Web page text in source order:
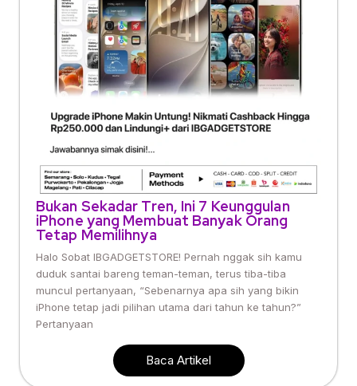
Bukan Sekadar Tren, Ini 7 Keunggulan
iPhone yang Membuat Banyak Orang
Tetap Memilihnya
Halo Sobat IBGADGETSTORE! Pernah nggak sih kamu
duduk santai bareng teman-teman, terus tiba-tiba
muncul pertanyaan, “Sebenarnya apa sih yang bikin
iPhone tetap jadi pilihan utama dari tahun ke tahun?”
Pertanyaan
Baca Artikel